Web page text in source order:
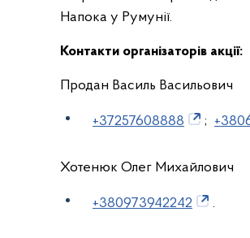
Напока у Румунії.
Контакти організаторів акції:
Продан Василь Васильович
+37257608888 ;
Хотенюк Олег Михайлович
+380973942242 .